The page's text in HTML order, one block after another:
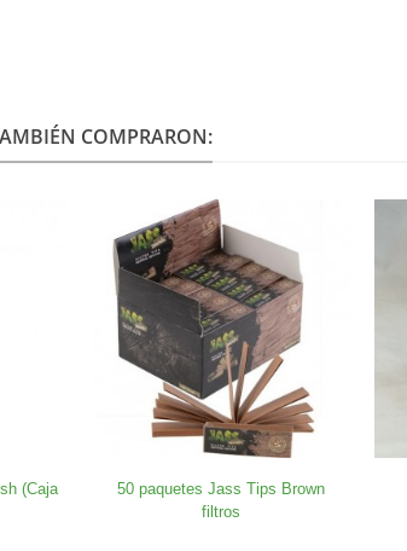
COMPRARON:
(Caja
50 paquetes Jass Tips Brown
filtros